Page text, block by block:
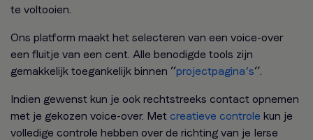
te voltooien.
Ons platform maakt het selecteren van een voice-over
een fluitje van een cent. Alle benodigde tools zijn
gemakkelijk toegankelijk binnen “projectpagina’s“.
Indien gewenst kun je ook rechtstreeks contact opnemen
met je gekozen voice-over. Met creatieve controle kun je
volledige controle hebben over de richting van je Ierse